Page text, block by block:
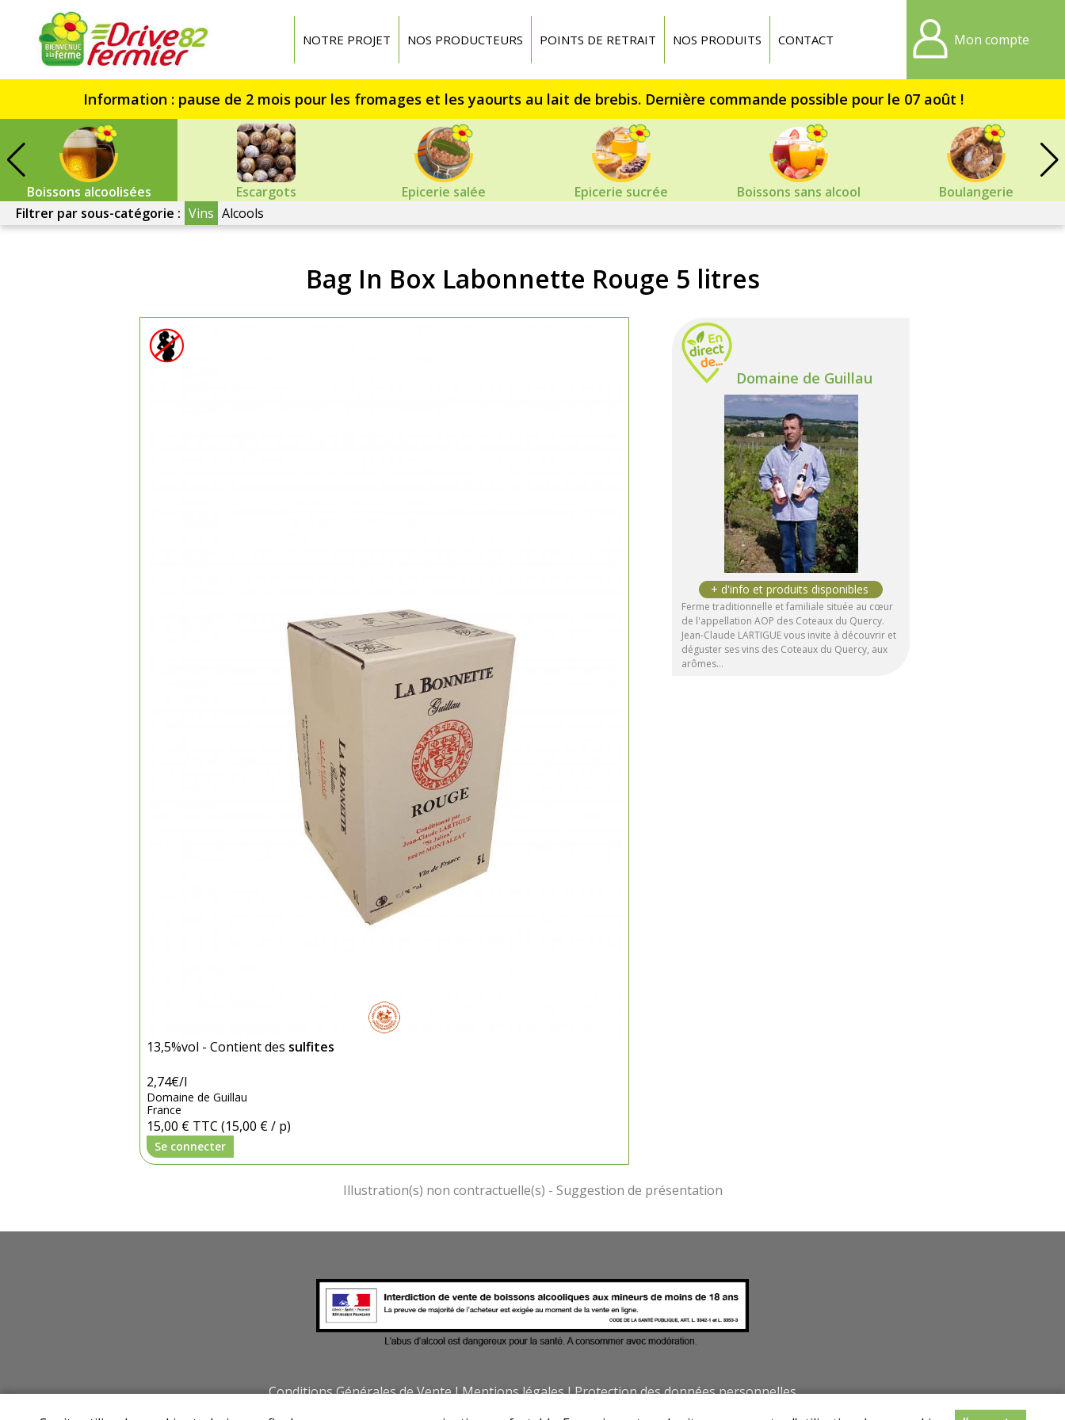
NOTRE PROJET NOS PRODUCTEURS POINTS DE RETRAIT NOS PRODUITS CONTACT Mon compte
Boissons alcoolisées Escargots Epicerie salée Epicerie sucrée Boissons sans alcool
Boulangerie
Filtrer par sous-catégorie : Vins Alcools
Bag In Box Labonnette Rouge 5 litres
13,5%vol - Contient des sulfites
2,74€/l
Domaine de Guillau
France
15,00 € TTC (15,00 € / p)
Se connecter
Domaine de Guillau
Ferme traditionnelle et familiale située au cœur
de l'appellation AOP des Coteaux du Quercy.
Jean-Claude LARTIGUE vous invite à découvrir et
déguster ses vins des Coteaux du Quercy, aux
arômes…
Conditions Générales de VenteIMentions légalesIProtection des données personnelles